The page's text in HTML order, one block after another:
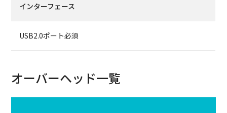
インターフェース
USB2.0ポート必須
オーバーヘッド一覧